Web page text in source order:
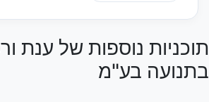
תוכניות נוספות של ענת
בתנועה בע"מ